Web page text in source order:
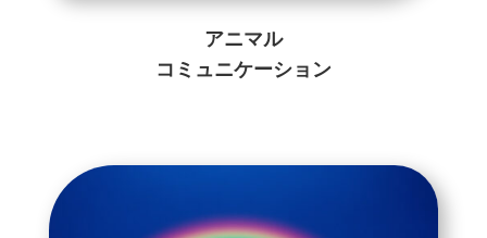
アニマル
コミュニケーション